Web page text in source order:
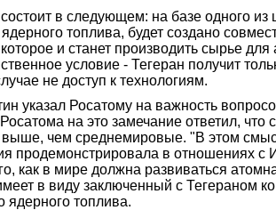
в следующем: на базе одного
топлива, будет создано
и станет производить сырье
условие - Тегеран получит
не доступ к технологиям.
указал Росатому на важность
на это замечание ответил, что
выше, чем среднемировые. "В этом
продемонстрировала в отношениях с
как в мире должна развиваться
в виду заключенный с Тегераном
ядерного топлива.